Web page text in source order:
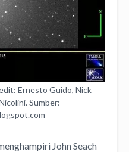
Ernesto Guido, Nick
Sumber:
John Seach